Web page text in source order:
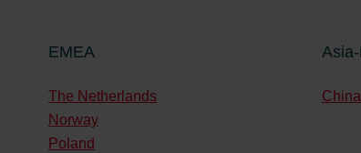
EMEA
The Netherlands
Norway
Poland
China